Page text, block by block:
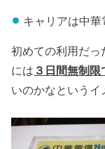
キャリアは中華
初めての利用だっ
には ３日間無制
いのかなというイ